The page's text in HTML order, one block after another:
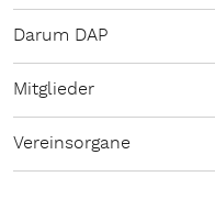
Darum DAP
Mitglieder
Vereinsorgane